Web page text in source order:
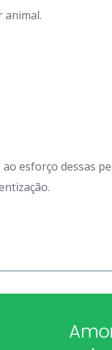
animal.
esforço dessas